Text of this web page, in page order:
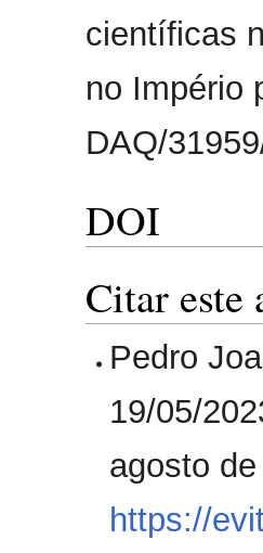
científicas
no Império
DAQ/
DOI
Citar este
Pedro
19/05/
agosto
https://